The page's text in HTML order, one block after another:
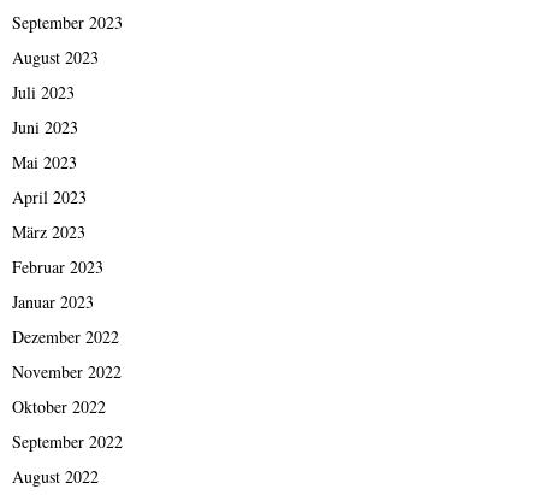
September 2023
August 2023
Juli 2023
Juni 2023
Mai 2023
April 2023
März 2023
Februar 2023
Januar 2023
Dezember 2022
November 2022
Oktober 2022
September 2022
August 2022